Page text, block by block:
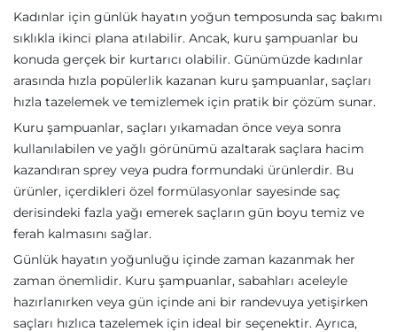
Kadınlar için günlük hayatın yoğun temposunda saç bakımı
sıklıkla ikinci plana atılabilir. Ancak, kuru şampuanlar bu
konuda gerçek bir kurtarıcı olabilir. Günümüzde kadınlar
arasında hızla popülerlik kazanan kuru şampuanlar, saçları
hızla tazelemek ve temizlemek için pratik bir çözüm sunar.
Kuru şampuanlar, saçları yıkamadan önce veya sonra
kullanılabilen ve yağlı görünümü azaltarak saçlara hacim
kazandıran sprey veya pudra formundaki ürünlerdir. Bu
ürünler, içerdikleri özel formülasyonlar sayesinde saç
derisindeki fazla yağı emerek saçların gün boyu temiz ve
ferah kalmasını sağlar.
Günlük hayatın yoğunluğu içinde zaman kazanmak her
zaman önemlidir. Kuru şampuanlar, sabahları aceleyle
hazırlanırken veya gün içinde ani bir randevuya yetişirken
saçları hızlıca tazelemek için ideal bir seçenektir. Ayrıca,